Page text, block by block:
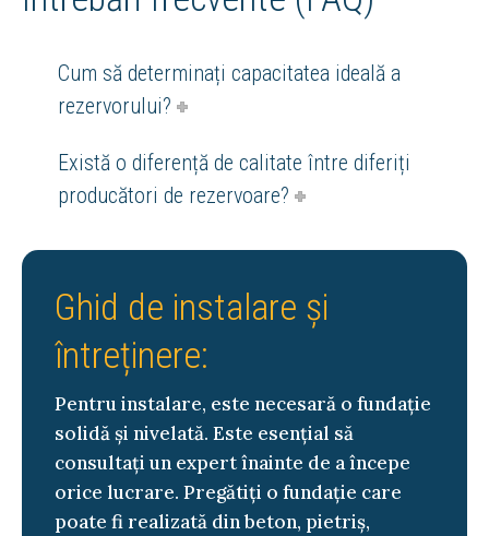
Cum să determinați capacitatea ideală a
rezervorului?
Există o diferență de calitate între diferiți
producători de rezervoare?
Ghid de instalare și
întreținere:
Pentru instalare, este necesară o fundație
solidă și nivelată. Este esențial să
consultați un expert înainte de a începe
orice lucrare. Pregătiți o fundație care
poate fi realizată din beton, pietriș,